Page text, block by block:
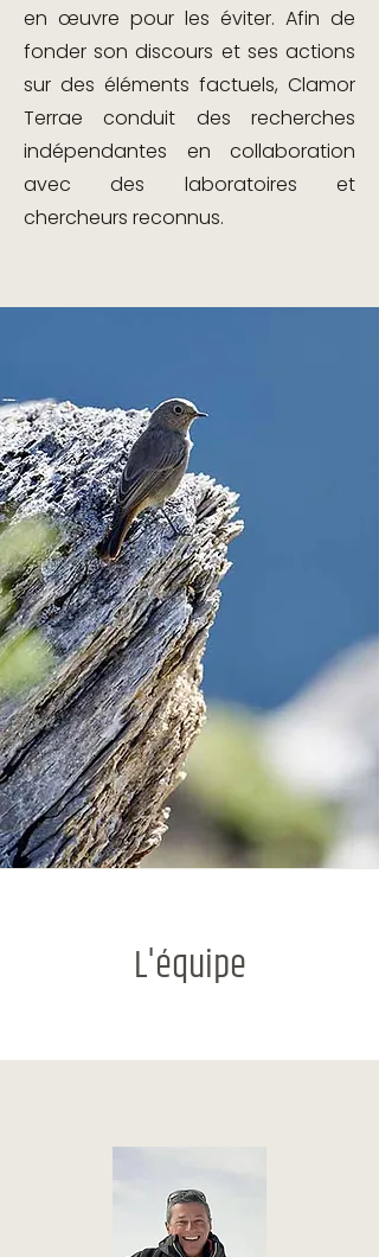
en œuvre pour les éviter. Afin de
fonder son discours et ses actions
sur des éléments factuels, Clamor
Terrae conduit des recherches
indépendantes en collaboration
avec des laboratoires et
chercheurs reconnus.
L'équipe